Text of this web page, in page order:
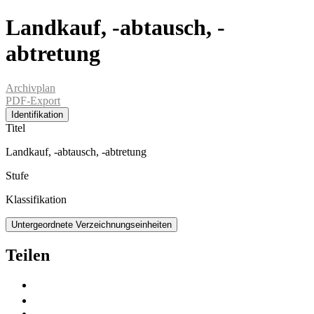
Landkauf, -abtausch, -
abtretung
Archivplan
PDF-Export
Identifikation
Titel
Landkauf, -abtausch, -abtretung
Stufe
Klassifikation
Untergeordnete Verzeichnungseinheiten
Teilen